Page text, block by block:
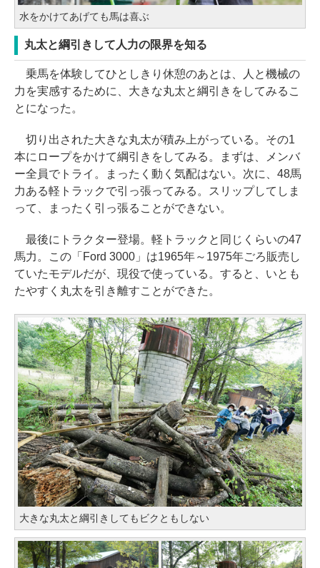
水をかけてあげても馬は喜ぶ
丸太と綱引きして人力の限界を知る
乗馬を体験してひとしきり休憩のあとは、人と機械の
力を実感するために、大きな丸太と綱引きをしてみるこ
とになった。
切り出された大きな丸太が積み上がっている。その1
本にロープをかけて綱引きをしてみる。まずは、メンバ
ー全員でトライ。まったく動く気配はない。次に、48馬
力ある軽トラックで引っ張ってみる。スリップしてしま
って、まったく引っ張ることができない。
最後にトラクター登場。軽トラックと同じくらいの47
馬力。この「Ford 3000」は1965年～1975年ごろ販売し
ていたモデルだが、現役で使っている。すると、いとも
たやすく丸太を引き離すことができた。
大きな丸太と綱引きしてもビクともしない